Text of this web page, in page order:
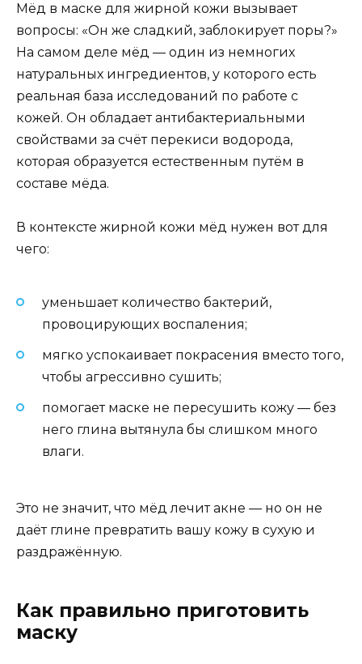
Мёд в маске для жирной кожи вызывает
вопросы: «Он же сладкий, заблокирует поры?»
На самом деле мёд — один из немногих
натуральных ингредиентов, у которого есть
реальная база исследований по работе с
кожей. Он обладает антибактериальными
свойствами за счёт перекиси водорода,
которая образуется естественным путём в
составе мёда.
В контексте жирной кожи мёд нужен вот для
чего:
уменьшает количество бактерий,
провоцирующих воспаления;
мягко успокаивает покрасения вместо того,
чтобы агрессивно сушить;
помогает маске не пересушить кожу — без
него глина вытянула бы слишком много
влаги.
Это не значит, что мёд лечит акне — но он не
даёт глине превратить вашу кожу в сухую и
раздражённую.
Как правильно приготовить
маску